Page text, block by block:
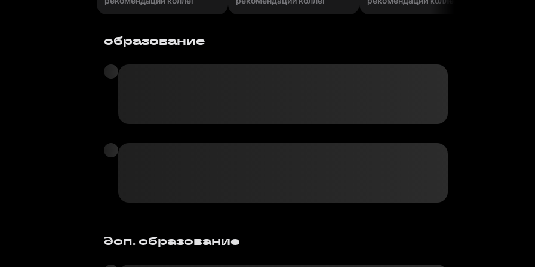
образование
доп. образование